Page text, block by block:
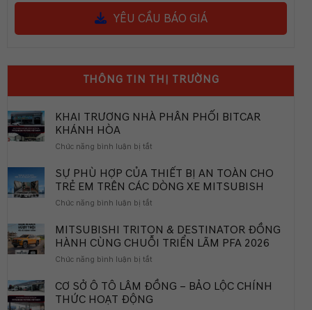
YÊU CẦU BÁO GIÁ
THÔNG TIN THỊ TRƯỜNG
KHAI TRƯƠNG NHÀ PHÂN PHỐI BITCAR
KHÁNH HÒA
Chức năng bình luận bị tắt
TRƯƠNG
NHÀ
PHÂN
KHÁNH
HÒA
SỰ PHÙ HỢP CỦA THIẾT BỊ AN TOÀN CHO
TRẺ EM TRÊN CÁC DÒNG XE MITSUBISH
Chức năng bình luận bị tắt
PHÙ
HỢP
CỦA
AN
TOÀN
MITSUBISHI TRITON & DESTINATOR ĐỒNG
HÀNH CÙNG CHUỖI TRIỂN LÃM PFA 2026
Chức năng bình luận bị tắt
TRITON
&
CƠ SỞ Ô TÔ LÂM ĐỒNG – BẢO LỘC CHÍNH
THỨC HOẠT ĐỘNG